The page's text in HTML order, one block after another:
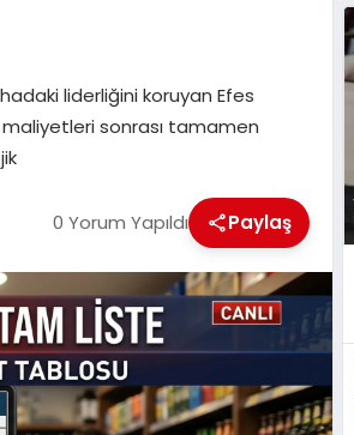
liderliğini koruyan Efes
maliyetleri sonrası tamamen
0 Yorum Yapıldı Paylaş